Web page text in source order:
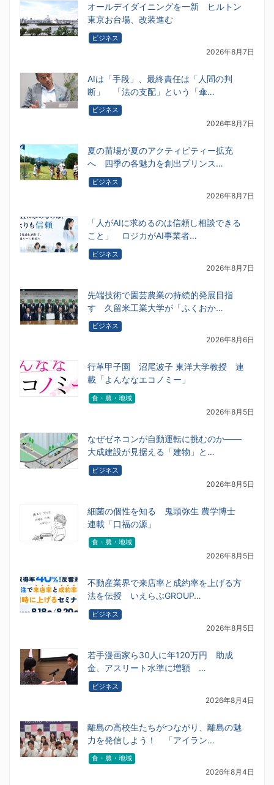
オールデイダイニングを一新 ヒルトン
東京お台場、改装進む
ビジネス
2026年8月7日
AIは「手段」、最終責任は「人間の判
断」 「法の支配」という「傘…
ビジネス
2026年8月7日
夏の苗場が夏のアクティビティー拡充
へ 四季の各魅力を創出プリンス…
ビジネス
2026年8月7日
「人がAIに求めるのは信頼し相談できる
こと」 ロジカがAI事業者…
ビジネス
2026年8月7日
先端技術で園芸農業の持続的発展目指
す 久留米工業大学が「ふくおか…
ビジネス
2026年8月6日
行革甲子園 沼尾波子 東洋大学教授 連
載「よんななエコノミー」
食・農・地域
2026年8月5日
なぜゼネコンが自動運転に挑むのか――
大成建設が見据える「建物」と…
ビジネス
2026年8月5日
細菌の個性を知る 鬼頭弥生 農学博士
連載「口福の源」
食・農・地域
2026年8月5日
不動産業界で来店率と成約率を上げる方
法を伝授 いえらぶGROUP…
ビジネス
2026年8月5日
若手漫画家ら30人に年120万円 助成
金、アスリート水準に増額 …
ビジネス
2026年8月4日
離島の高校生たちがつながり、離島の魅
力を発信しよう！ 「アイラン…
食・農・地域
2026年8月4日